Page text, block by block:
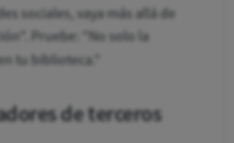
sociales, vaya más allá de
Pruebe: "No solo la
tu biblioteca."
de terceros